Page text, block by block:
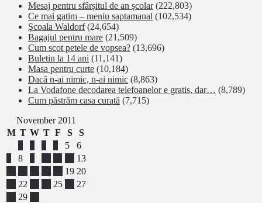
Mesaj pentru sfârșitul de an școlar (222,803)
Ce mai gatim – meniu saptamanal (102,534)
Şcoala Waldorf (24,654)
Bagajul pentru mare (21,509)
Cum scot petele de vopsea? (13,696)
Buletin la 14 ani (11,141)
Masa pentru curte (10,184)
Dacă n-ai nimic, n-ai nimic (8,863)
La Vodafone decodarea telefoanelor e gratis, dar… (8,789)
Cum păstrăm casa curată (7,715)
November 2011
M T W T F S
S
5
6
8
13
19 20
22 25
27
29